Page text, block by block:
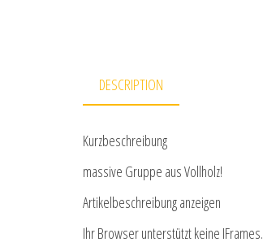
DESCRIPTION
Kurzbeschreibung
massive Gruppe aus Vollholz!
Artikelbeschreibung anzeigen
Ihr Browser unterstützt keine IFrames.